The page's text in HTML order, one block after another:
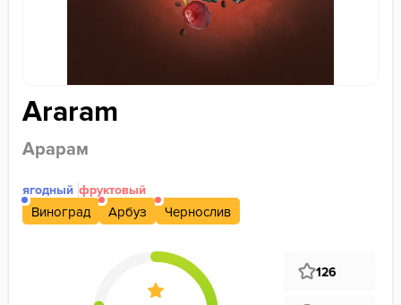
Araram
Арарам
ягодный фруктовый
Виноград Арбуз Чернослив
126